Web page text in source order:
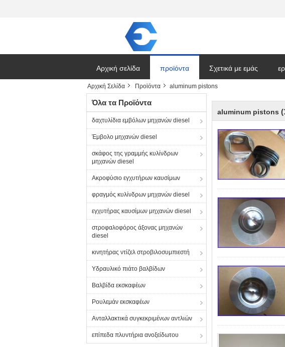
Αρχική σελίδα προϊόντα Σχετικά με εμάς
Αρχική Σελίδα Προϊόντα aluminum pistons
Όλα τα Προϊόντα
δαχτυλίδια εμβόλων μηχανών diesel
Έμβολο μηχανών diesel
σκάφος της γραμμής κυλίνδρων
μηχανών diesel
Ακροφύσιο εγχυτήρων καυσίμων
φραγμός κυλίνδρων μηχανών diesel
εγχυτήρας καυσίμων μηχανών diesel
στροφαλοφόρος άξονας μηχανών
diesel
κινητήρας ντίζελ στροβιλοσυμπιεστή
Υδραυλικό πιάτο βαλβίδων
Βαλβίδα εκσκαφέων
Ρουλεμάν εκσκαφέων
Ανταλλακτικά συγκεκριμένων αντλιών
επίπεδα πλυντήρια ανοξείδωτου
aluminum pistons